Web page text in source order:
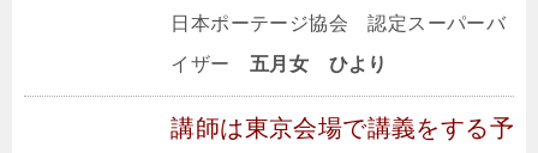
日本ポーテージ協会 認定スーパーバ
イザー 五月女 ひより
講師は東京会場で講義をする予